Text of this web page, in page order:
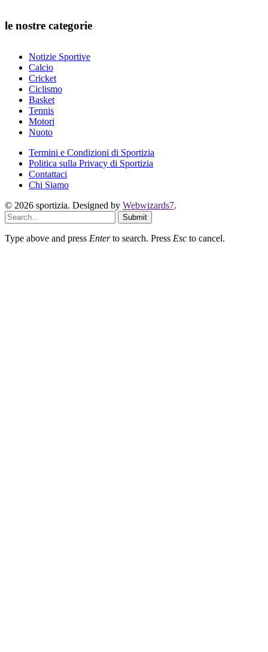
le nostre categorie
Notizie Sportive
Calcio
Cricket
Ciclismo
Basket
Tennis
Motori
Nuoto
Termini e Condizioni di Sportizia
Politica sulla Privacy di Sportizia
Contattaci
Chi Siamo
© 2026 sportizia. Designed by Webwizards7.
Submit
Type above and press Enterto search. Press Esc to cancel.